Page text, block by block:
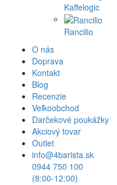
Kaffelogic
Rancilio
O nás
Doprava
Kontakt
Blog
Recenzie
Veľkoobchod
Darčekové poukážky
Akciový tovar
Outlet
info@4barista.sk
0944 750 100
(8:00-12:00)